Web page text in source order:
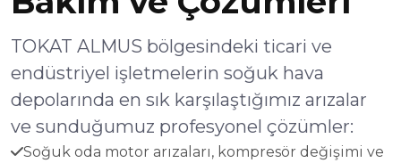
TOKAT ALMUS bölgesindeki ticari ve
endüstriyel işletmelerin soğuk hava
depolarında en sık karşılaştığımız arızalar
ve sunduğumuz profesyonel çözümler:
Soğuk oda motor arızaları, kompresör değişimi ve